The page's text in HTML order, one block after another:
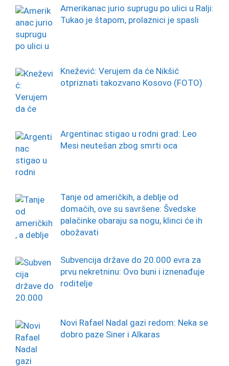
Amerikanac jurio suprugu po ulici u Ralji:
Tukao je štapom, prolaznici je spasli
Knežević: Verujem da će Nikšić
otpriznati takozvano Kosovo (FOTO)
Argentinac stigao u rodni grad: Leo
Mesi neutešan zbog smrti oca
Tanje od američkih, a deblje od
domaćih, ove su savršene: Švedske
palačinke obaraju sa nogu, klinci će ih
obožavati
Subvencija države do 20.000 evra za
prvu nekretninu: Ovo buni i iznenađuje
roditelje
Novi Rafael Nadal gazi redom: Neka se
dobro paze Siner i Alkaras